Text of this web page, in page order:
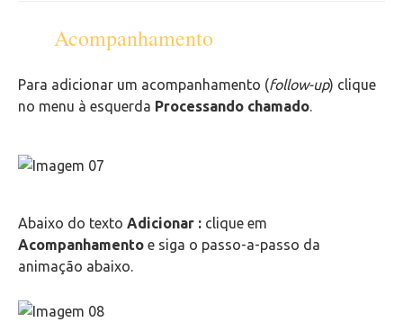
Acompanhamento
Para adicionar um acompanhamento (follow-up) clique
no menu à esquerda Processando chamado.
Abaixo do texto Adicionar : clique em
Acompanhamento e siga o passo-a-passo da
animação abaixo.